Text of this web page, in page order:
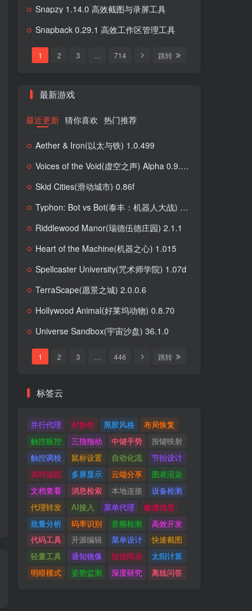
Snapzy 1.14.0 高效截图与录屏工具
Snapback 0.29.1 高效工作区管理工具
1 2 3 … 714 跳转
最新游戏
最近更新 猜你喜欢 热门推荐
Aether & Iron(以太与铁) 1.0.499
Voices of the Void(虚空之声) Alpha 0.9.0l Stable
Skid Cities(滑动城市) 0.86f
Typhon: Bot vs Bot(泰丰：机器人大战) 0.2.2
Riddlewood Manor(瑞德伍德庄园) 2.1.1
Heart of the Machine(机器之心) 1.015
Spellcaster University(咒术师学院) 1.07d
TerraScape(愿景之城) 2.0.0.6
Hollywood Animal(好莱坞动物) 0.8.70
Universe Sandbox(宇宙沙盘) 36.1.0
1 2 3 … 446 跳转
标签云
并行代理 AI协作 黑胶风格
布局恢复
触控板控
三指拖动 中键手势
按键映射
触控调校
鼠标设置 自动化流
节拍设计
实时追踪
多屏显示 云端分享
图表渲染
文档查看
消息检索 本地连接
设备检测
代理转发
AI接入 菜单代理
敏感信息
批量分析
码率识别 音频检测
高效开发
代码工具
开源编辑 菜单设计
快速截图
轻量工具
通知镜像 短信同步
太阳计算
明暗模式
姿势监测 深度研究 离线问答